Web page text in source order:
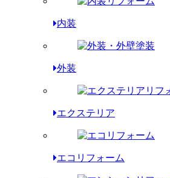
内装
外装
エクステリア
エコリフォーム